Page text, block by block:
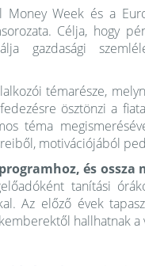
Week és a
Célja, hogy
gazdasági
témarésze,
ösztönzi a
téma
motivációjából
és
tanítási
Az előző évek
hallhatnak